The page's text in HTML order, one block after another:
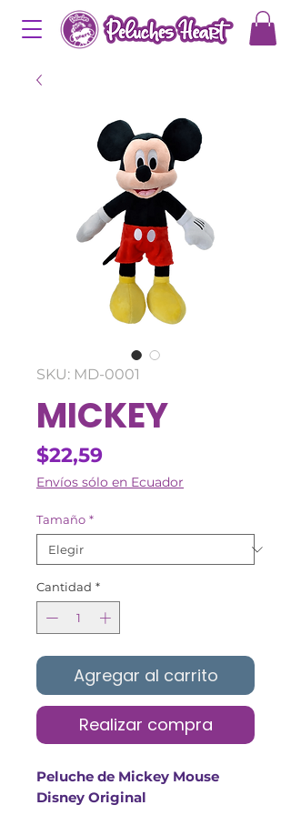
SKU: MD-0001
MICKEY
$22,59Precio
Envíos sólo en Ecuador
Tamaño *
Cantidad *
Agregar al carrito
Realizar compra
Peluche de Mickey Mouse
Disney Original